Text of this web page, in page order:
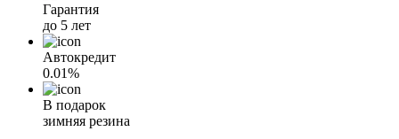
Гарантия
до 5 лет
Автокредит
0.01%
В подарок
зимняя резина